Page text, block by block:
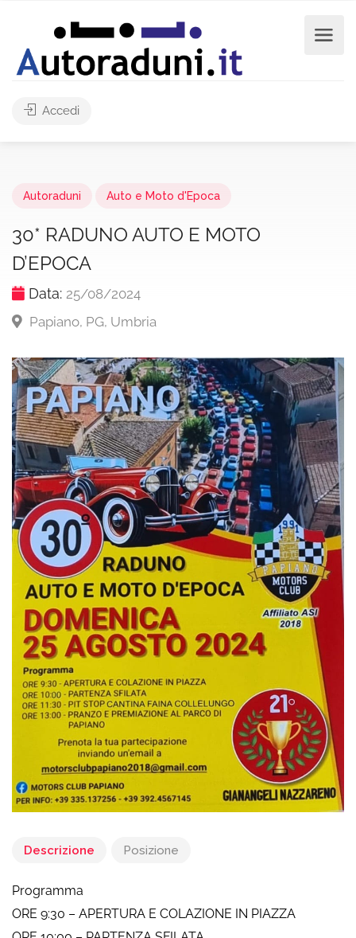
Accedi
Autoraduni Auto e Moto d'Epoca
30* RADUNO AUTO E MOTO
D’EPOCA
Data: 25/08/2024
Papiano, PG, Umbria
Descrizione Posizione
Programma
ORE 9:30 – APERTURA E COLAZIONE IN PIAZZA